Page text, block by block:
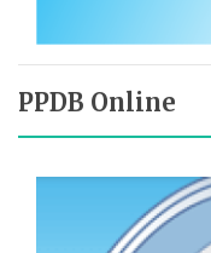
PPDB Online